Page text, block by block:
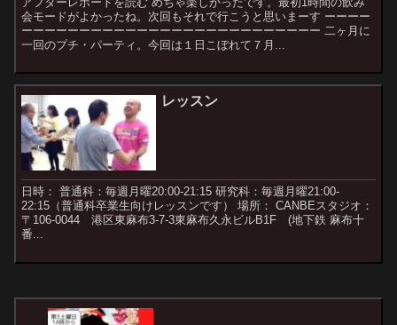
会モードがよかったね。次回もそれで行こうと思いまーす ーーーー
ーーーーーーーーーーーーーーーーーーーーーーーーーー 二ヶ月に
一回のプチ・パーティ。今回は１日こぼれて７月...
レッスン
日時： 普通科：毎週月曜20:00-21:15 研究科：毎週月曜21:00-
22:15（普通科卒業生向けレッスンです） 場所： CANBEスタジオ：
〒106-0044 港区東麻布3-7-3東麻布久永ビルB1F (地下鉄 麻布十
番...